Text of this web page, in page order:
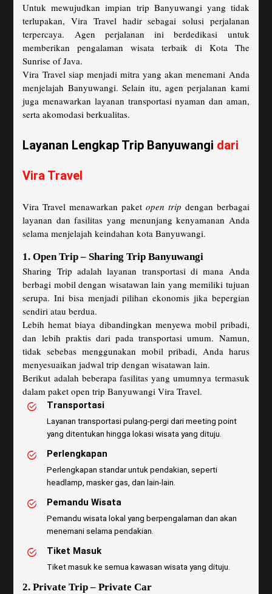
Untuk mewujudkan impian trip Banyuwangi yang tidak
terlupakan, Vira Travel hadir sebagai solusi perjalanan
terpercaya. Agen perjalanan ini berdedikasi untuk
memberikan pengalaman wisata terbaik di Kota The
Sunrise of Java.
Vira Travel siap menjadi mitra yang akan menemani Anda
menjelajah Banyuwangi. Selain itu, agen perjalanan kami
juga menawarkan layanan transportasi nyaman dan aman,
serta akomodasi berkualitas.
Layanan Lengkap Trip Banyuwangi dari
Vira Travel
Vira Travel menawarkan paket open trip dengan berbagai
layanan dan fasilitas yang menunjang kenyamanan Anda
selama menjelajah keindahan kota Banyuwangi.
1. Open Trip – Sharing Trip Banyuwangi
Sharing Trip adalah layanan transportasi di mana Anda
berbagi mobil dengan wisatawan lain yang memiliki tujuan
serupa. Ini bisa menjadi pilihan ekonomis jika bepergian
sendiri atau berdua.
Lebih hemat biaya dibandingkan menyewa mobil pribadi,
dan lebih praktis dari pada transportasi umum. Namun,
tidak sebebas menggunakan mobil pribadi, Anda harus
menyesuaikan jadwal trip dengan wisatawan lain.
Berikut adalah beberapa fasilitas yang umumnya termasuk
dalam paket open trip Banyuwangi Vira Travel.
Transportasi
Layanan transportasi pulang-pergi dari meeting point
yang ditentukan hingga lokasi wisata yang dituju.
Perlengkapan
Perlengkapan standar untuk pendakian, seperti
headlamp, masker gas, dan lain-lain.
Pemandu Wisata
Pemandu wisata lokal yang berpengalaman dan akan
menemani selama pendakian.
Tiket Masuk
Tiket masuk ke semua kawasan wisata yang dituju.
2. Private Trip – Private Car